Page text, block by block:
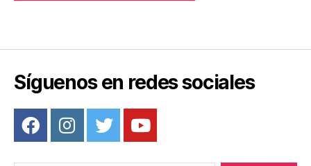
Síguenos en redes sociales